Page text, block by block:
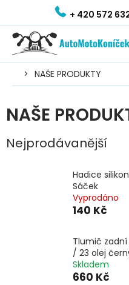
obsah
+ 420 572
NAŠE PRODUKTY
NAŠE
Nejprodávanější
Hadice
Sáček
Vyprodáno
140 Kč
Tlumič zadní
/ 23 olej
Skladem
660 Kč